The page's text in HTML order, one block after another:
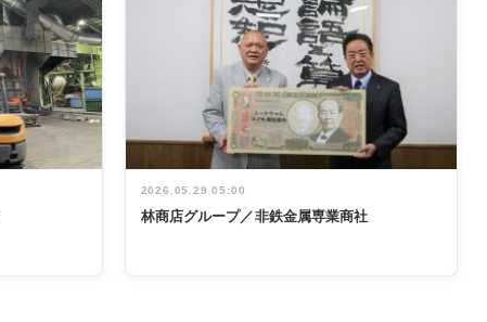
2026.05.29 05:00
林商店グループ／非鉄金属専業商社